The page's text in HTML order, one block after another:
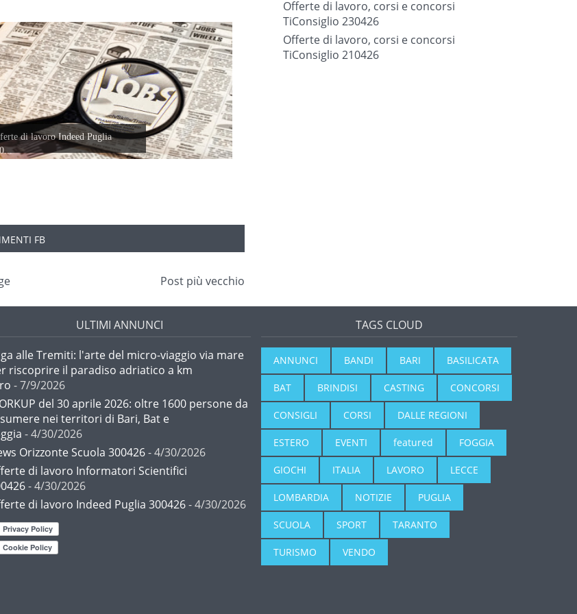
di lavoro Indeed Puglia
FB
Post più vecchio
Offerte di lavoro, corsi e concorsi
TiConsiglio 230426
Offerte di lavoro, corsi e concorsi
TiConsiglio 210426
ULTIMI ANNUNCI
alle Tremiti: l'arte del micro-viaggio via mare
riscoprire il paradiso adriatico a km
- 7/9/2026
del 30 aprile 2026: oltre 1600 persone da
nei territori di Bari, Bat e
- 4/30/2026
Orizzonte Scuola 300426- 4/30/2026
di lavoro Informatori Scientifici
- 4/30/2026
di lavoro Indeed Puglia 300426- 4/30/2026
TAGS CLOUD
ANNUNCI BANDI BARI BASILICATA
BAT BRINDISI CASTING CONCORSI
CONSIGLI CORSI DALLE REGIONI
ESTERO EVENTI featured FOGGIA
GIOCHI ITALIA LAVORO LECCE
LOMBARDIA NOTIZIE PUGLIA
SCUOLA SPORT TARANTO
TURISMO VENDO